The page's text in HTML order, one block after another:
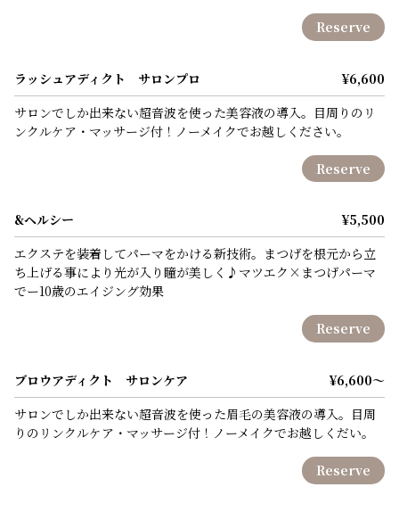
Reserve
ラッシュアディクト サロンプロ
¥6,600
サロンでしか出来ない超音波を使った美容液の導入。目周りのリ
ンクルケア・マッサージ付！ノーメイクでお越しください。
Reserve
&ヘルシー
¥5,500
エクステを装着してパーマをかける新技術。まつげを根元から立
ち上げる事により光が入り瞳が美しく♪マツエク×まつげパーマ
でー10歳のエイジング効果
Reserve
ブロウアディクト サロンケア
¥6,600～
サロンでしか出来ない超音波を使った眉毛の美容液の導入。目周
りのリンクルケア・マッサージ付！ノーメイクでお越しくだい。
Reserve